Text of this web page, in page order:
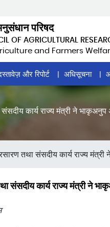
परिषद
OF AGRICULTURAL
and Farmers
और रिपोर्ट अधिसूचना
कार्य राज्य मंत्री ने भाकृअनुप
तथा संसदीय कार्य राज्य मंत्री
संसदीय कार्य राज्य मंत्री ने